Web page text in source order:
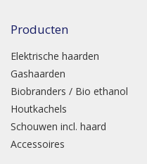
Producten
Elektrische haarden
Gashaarden
Biobranders / Bio ethanol
Houtkachels
Schouwen incl. haard
Accessoires